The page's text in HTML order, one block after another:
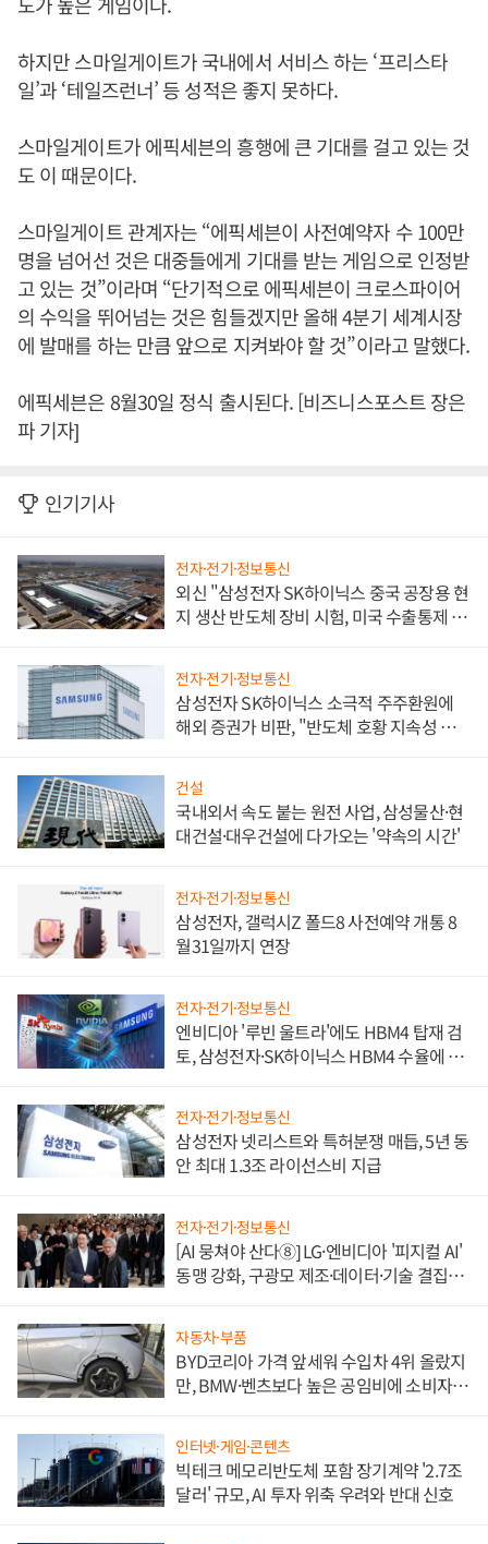
하지만 스마일게이트가 국내에서 서비스 하는 ‘프리스타
일’과 ‘테일즈런너’ 등 성적은 좋지 못하다.
스마일게이트가 에픽세븐의 흥행에 큰 기대를 걸고 있는 것
도 이 때문이다.
스마일게이트 관계자는 “에픽세븐이 사전예약자 수 100만
명을 넘어선 것은 대중들에게 기대를 받는 게임으로 인정받
고 있는 것”이라며 “단기적으로 에픽세븐이 크로스파이어
의 수익을 뛰어넘는 것은 힘들겠지만 올해 4분기 세계시장
에 발매를 하는 만큼 앞으로 지켜봐야 할 것”이라고 말했다.
에픽세븐은 8월30일 정식 출시된다. [비즈니스포스트 장은
파 기자]
인기기사
전자·전기·정보통신
외신 "삼성전자 SK하이닉스 중국 공장용 현
지 생산 반도체 장비 시험, 미국 수출통제 대
전자·전기·정보통신
삼성전자 SK하이닉스 소극적 주주환원에
해외 증권가 비판, "반도체 호황 지속성 의
건설
국내외서 속도 붙는 원전 사업, 삼성물산·현
대건설·대우건설에 다가오는 '약속의 시간'
전자·전기·정보통신
삼성전자, 갤럭시Z 폴드8 사전예약 개통 8
월31일까지 연장
전자·전기·정보통신
엔비디아 '루빈 울트라'에도 HBM4 탑재 검
토, 삼성전자·SK하이닉스 HBM4 수율에 주
전자·전기·정보통신
삼성전자 넷리스트와 특허분쟁 매듭, 5년 동
안 최대 1.3조 라이선스비 지급
전자·전기·정보통신
[AI 뭉쳐야 산다⑧] LG·엔비디아 '피지컬 AI'
동맹 강화, 구광모 제조·데이터·기술 결집
자동차·부품
BYD코리아 가격 앞세워 수입차 4위 올랐지
만, BMW·벤츠보다 높은 공임비에 소비자
인터넷·게임·콘텐츠
빅테크 메모리반도체 포함 장기계약 '2.7조
달러' 규모, AI 투자 위축 우려와 반대 신호